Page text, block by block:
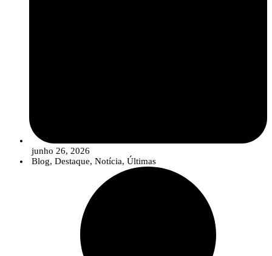
junho 26, 2026
Blog, Destaque, Notícia, Últimas